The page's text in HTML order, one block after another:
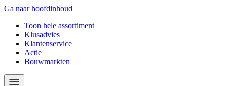
Ga naar hoofdinhoud
Toon hele assortiment
Klusadvies
Klantenservice
Actie
Bouwmarkten